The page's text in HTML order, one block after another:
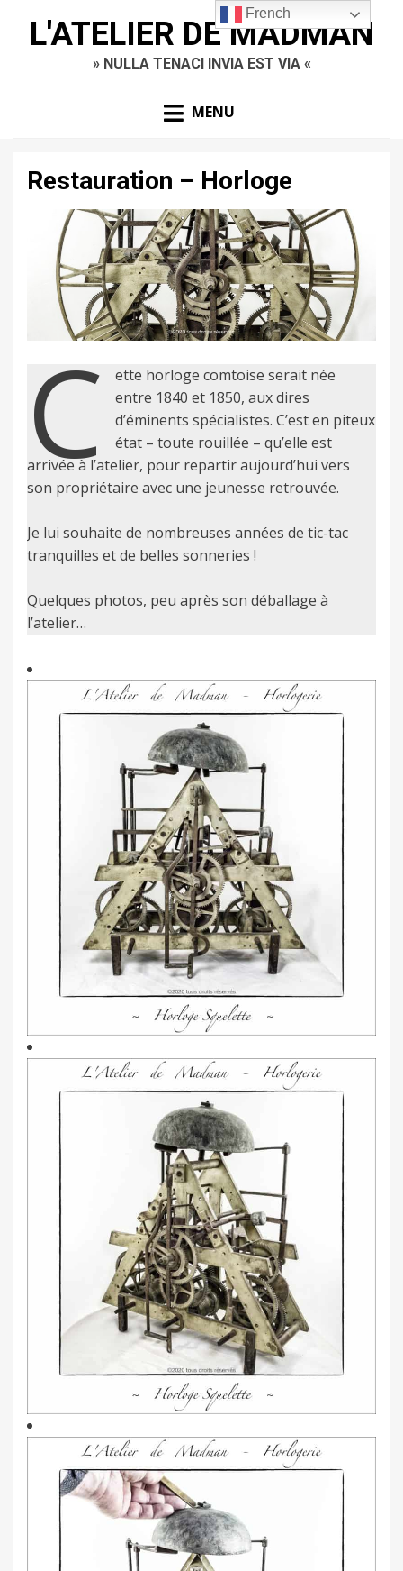
L'ATELIER DE MADMAN
» NULLA TENACI INVIA EST VIA «
MENU
Restauration – Horloge
C
ette horloge comtoise serait née
entre 1840 et 1850, aux dires
d’éminents spécialistes. C’est en piteux
état – toute rouillée – qu’elle est
arrivée à l’atelier, pour repartir aujourd’hui vers
son propriétaire avec une jeunesse retrouvée.
Je lui souhaite de nombreuses années de tic-tac
tranquilles et de belles sonneries !
Quelques photos, peu après son déballage à
l’atelier…
French